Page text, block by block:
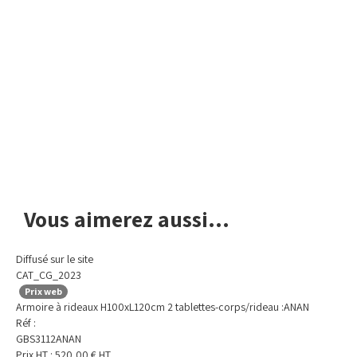
Vous aimerez aussi...
Diffusé sur le site
CAT_CG_2023
Prix web
Armoire à rideaux H100xL120cm 2 tablettes-corps/rideau :ANAN
Réf :
GBS3112ANAN